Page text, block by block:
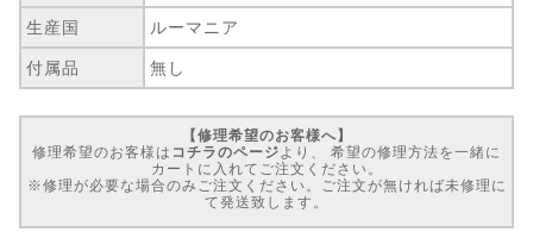
生産国 ルーマニア
付属品 無し
【修理希望のお客様へ】
修理希望のお客様は コチラのページ より、 希望の修理方法を一緒に
カートに入れてご注文ください。
※修理が必要な場合のみご注文ください。ご注文が無ければ未修理に
て発送致します。